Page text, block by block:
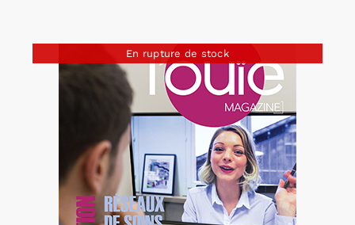
En rupture de stock